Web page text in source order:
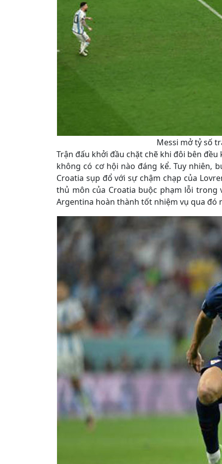
Messi mở tỷ số
Trận đấu khởi đầu chặt chẽ khi đôi bên
không có cơ hội nào đáng kể. Tuy nhiên,
Croatia sụp đổ với sự chậm chạp của
thủ môn của Croatia buộc phạm lỗi trong
Argentina hoàn thành tốt nhiệm vụ qua đó